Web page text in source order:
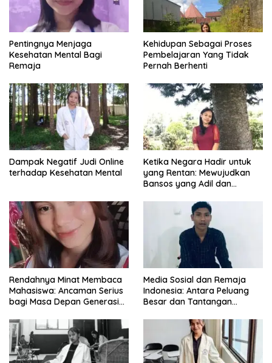
Pentingnya Menjaga
Kesehatan Mental Bagi
Remaja
Kehidupan Sebagai Proses
Pembelajaran Yang Tidak
Pernah Berhenti
Dampak Negatif Judi Online
terhadap Kesehatan Mental
Ketika Negara Hadir untuk
yang Rentan: Mewujudkan
Bansos yang Adil dan
Rendahnya Minat Membaca
Mahasiswa: Ancaman Serius
bagi Masa Depan Generasi
Media Sosial dan Remaja
Indonesia: Antara Peluang
Besar dan Tantangan